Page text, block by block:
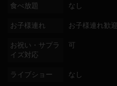
食べ放題 なし
お子様連れ お子様連れ歓
お祝い・サプラ
イズ対応
可
ライブショー なし